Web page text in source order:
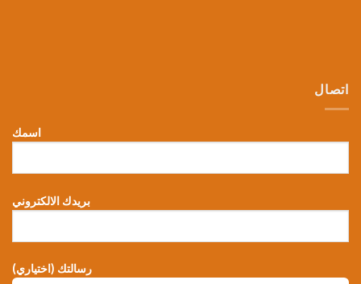
اتصال
اسمك
بريدك الالكتروني
رسالتك (اختياري)